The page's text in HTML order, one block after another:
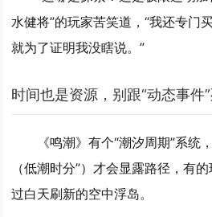
水健将”的玩家苦笑道，“我还专门
就为了证明我没瞎说。”
时间也是资源，别跟“动态事件
《鸣潮》有个“潮汐周期”系统
（低潮时分”）才会显露路径，有
过白天刷新的空中浮岛。